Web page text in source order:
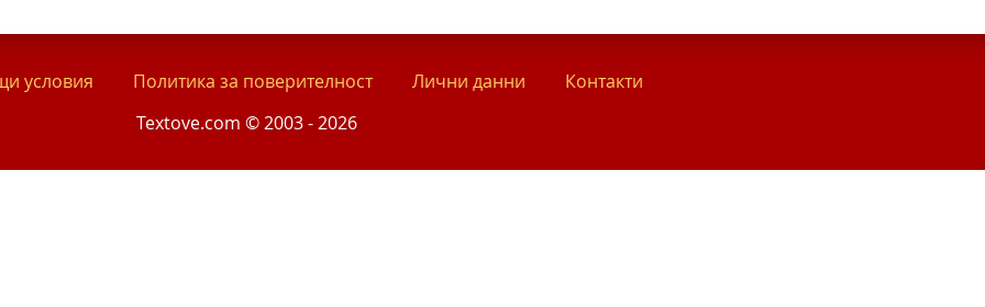
условия Политика за поверителност Лични данни
Контакти
Textove.com © 2003 - 2026